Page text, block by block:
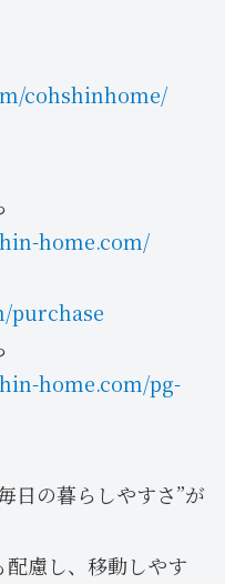
cohshinhome/
home.com/
purchase
home.com/pg-
日の暮らしやすさ”が
慮し、移動しやす